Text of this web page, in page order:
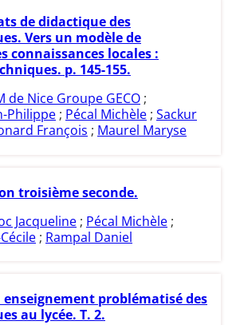
de didactique des
Vers un modèle de
connaissances locales :
p. 145-155.
de Nice Groupe GECO ;
Philippe ; Pécal Michèle ; Sackur
François ; Maurel Maryse
troisième seconde.
Jacqueline ; Pécal Michèle ;
; Rampal Daniel
enseignement problématisé des
au lycée. T. 2.